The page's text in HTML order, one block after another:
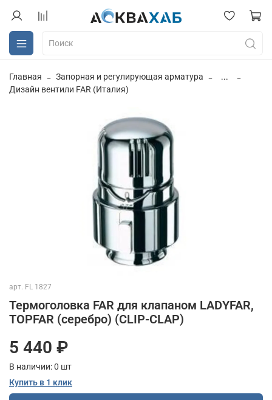
Главная Запорная и регулирующая арматура
...
Дизайн вентили FAR (Италия)
арт. FL 1827
Термоголовка FAR для клапаном LADYFAR,
TOPFAR (серебро) (CLIP-CLAP)
5 440 ₽
В наличии:0 шт
Купить в 1 клик